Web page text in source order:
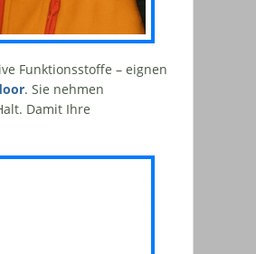
Funktionsstoffe – eignen
. Sie nehmen
Damit Ihre